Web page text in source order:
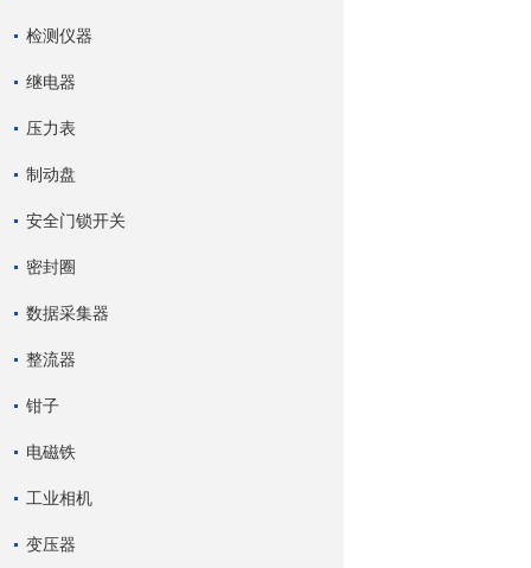
检测仪器
继电器
压力表
制动盘
安全门锁开关
密封圈
数据采集器
整流器
钳子
电磁铁
工业相机
变压器